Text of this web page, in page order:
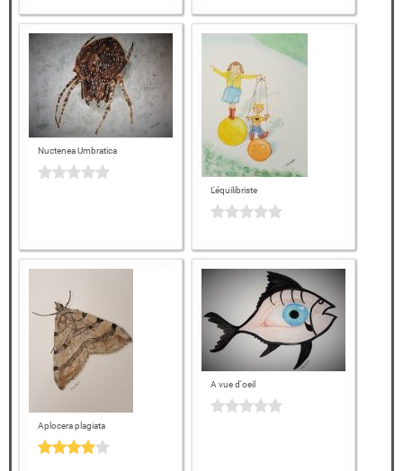
Nuctenea Umbratica
L'équilibriste
Aplocera plagiata
A vue d'oeil